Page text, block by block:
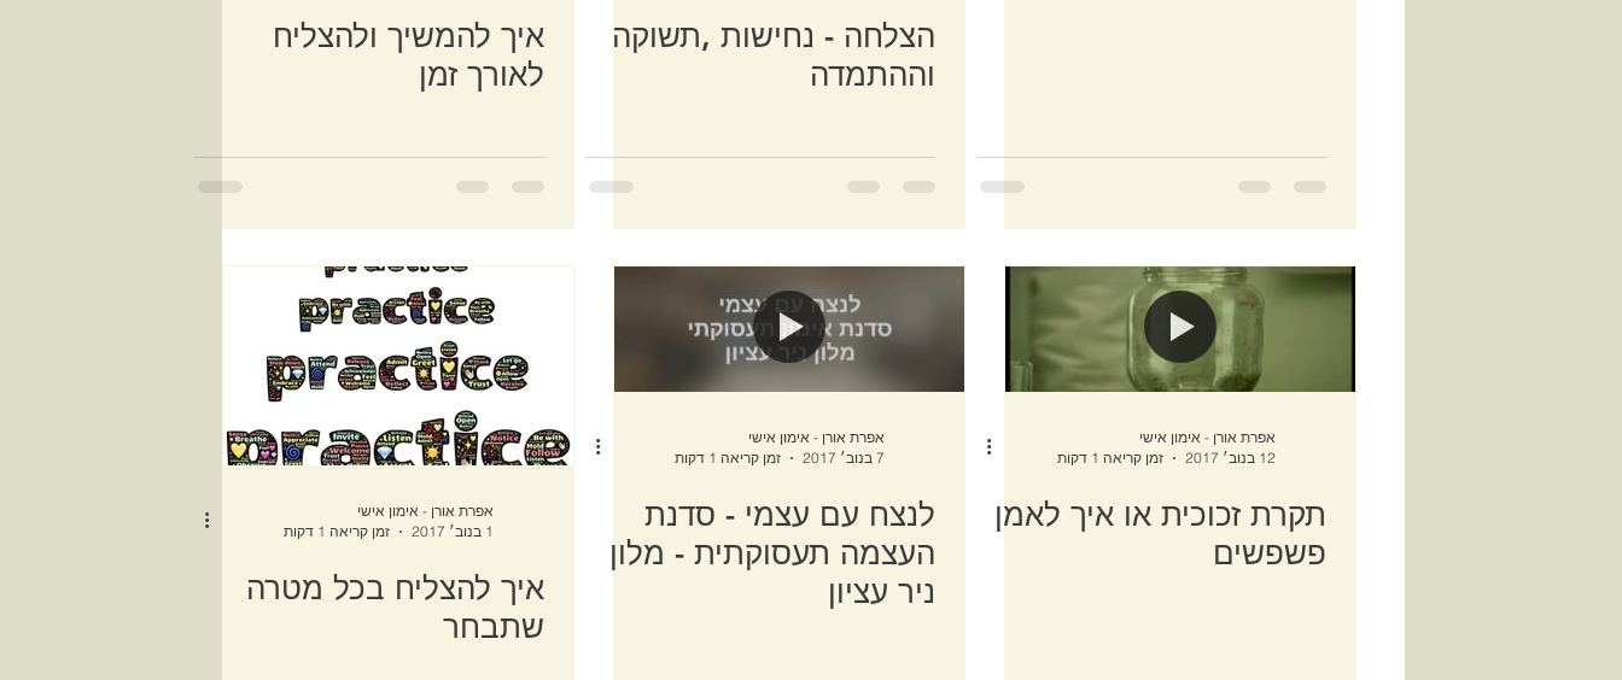
הצלחה - נחישות ,תשוקה
וההתמדה
איך להמשיך ולהצליח
לאורך זמן
אפרת אורן - אימון אישי
12 בנוב׳ 2017
זמן קריאה 1 דקות
תקרת זכוכית או איך לאמן
פשפשים
אפרת אורן - אימון אישי
7 בנוב׳ 2017
זמן קריאה 1 דקות
לנצח עם עצמי - סדנת
העצמה תעסוקתית - מלון
ניר עציון
אפרת אורן - אימון אישי
1 בנוב׳ 2017
זמן קריאה 1 דקות
איך להצליח בכל מטרה
שתבחר